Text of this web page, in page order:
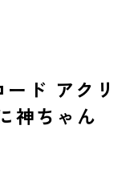
ド アクリ
神ちゃん